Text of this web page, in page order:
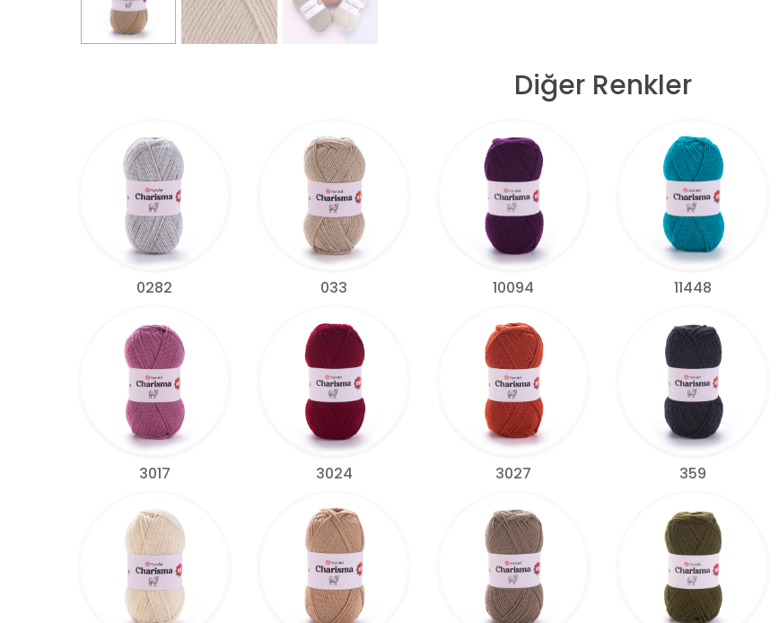
Diğer Renkler
0282 033 10094 11448
3017 3024 3027 359